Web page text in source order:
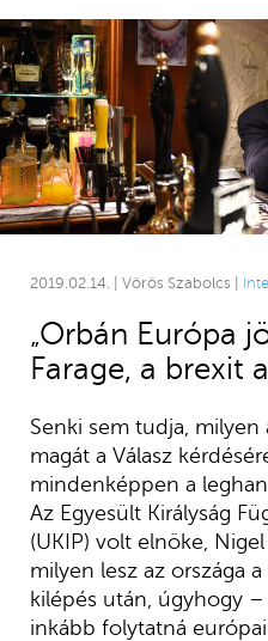
2019.02.14. | Vörös Szabolcs |
„Orbán Európa
Farage, a brexit
Senki sem tudja,
magát a Válasz
mindenképpen a
Az Egyesült Királyság
(UKIP) volt elnöke,
milyen lesz az országa
kilépés után, úgyhogy
inkább folytatná